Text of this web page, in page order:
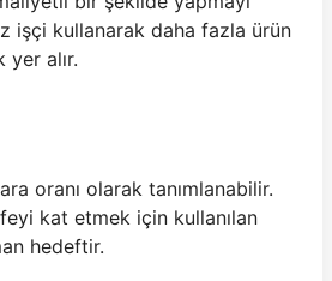
işçi kullanarak daha fazla ürün
alır.
oranı olarak tanımlanabilir.
kat etmek için kullanılan
hedeftir.